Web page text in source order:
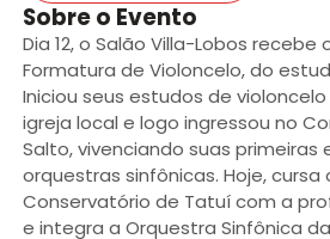
Sobre o Evento
Dia 12, o Salão Villa-Lobos recebe
Formatura de Violoncelo, do
Iniciou seus estudos de violoncelo
igreja local e logo ingressou no
Salto, vivenciando suas primeiras
orquestras sinfônicas. Hoje, cursa
Conservatório de Tatuí com a
e integra a Orquestra Sinfônica